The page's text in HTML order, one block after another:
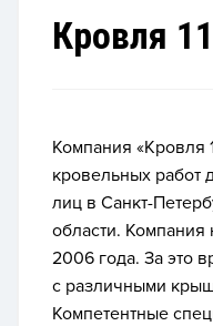
Кровля
Компания «Кровля
кровельных работ
лиц в Санкт-
области. Компания
2006 года. За это
с различными
Компетентные